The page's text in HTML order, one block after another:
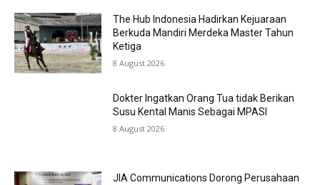
The Hub Indonesia Hadirkan Kejuaraan
Berkuda Mandiri Merdeka Master Tahun
Ketiga
8 August 2026
Dokter Ingatkan Orang Tua tidak Berikan
Susu Kental Manis Sebagai MPASI
8 August 2026
JIA Communications Dorong Perusahaan